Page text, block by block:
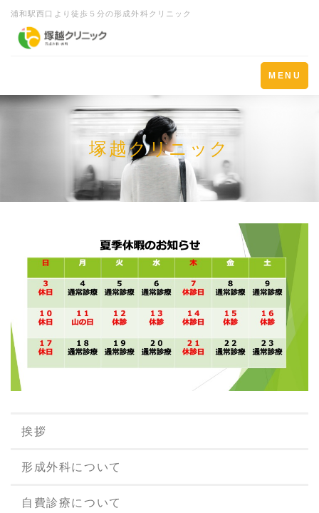
浦和駅西口より徒歩５分の形成外科クリニック
Toggle
navigation
MENU
塚越クリニック
挨拶
形成外科について
自費診療について